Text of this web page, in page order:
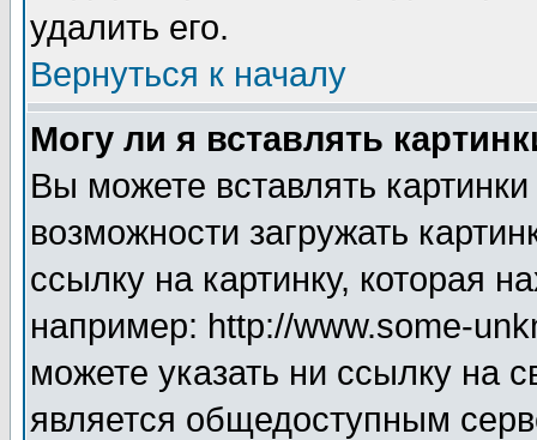
удалить его.
Вернуться к началу
Могу ли я вставлять
Вы можете вставлять
возможности загружать
ссылку на картинку, которая
например: http://www.some-
можете указать ни ссылку на
является общедоступным